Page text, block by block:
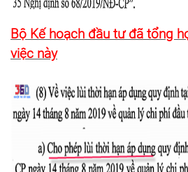
Bộ Kế hoạch đầu tư đã tổng
việc này